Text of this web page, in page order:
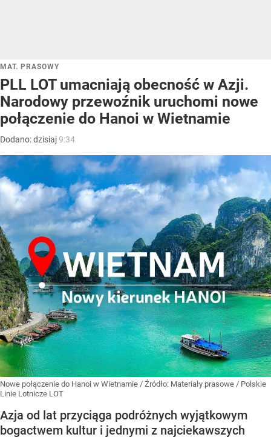
MAT. PRASOWY
PLL LOT umacniają obecność w Azji.
Narodowy przewoźnik uruchomi nowe
połączenie do Hanoi w Wietnamie
Dodano:dzisiaj9:34
Nowe połączenie do Hanoi w Wietnamie / Źródło: Materiały prasowe / Polskie
Linie Lotnicze LOT
Azja od lat przyciąga podróżnych wyjątkowym
bogactwem kultur i jednymi z najciekawszych